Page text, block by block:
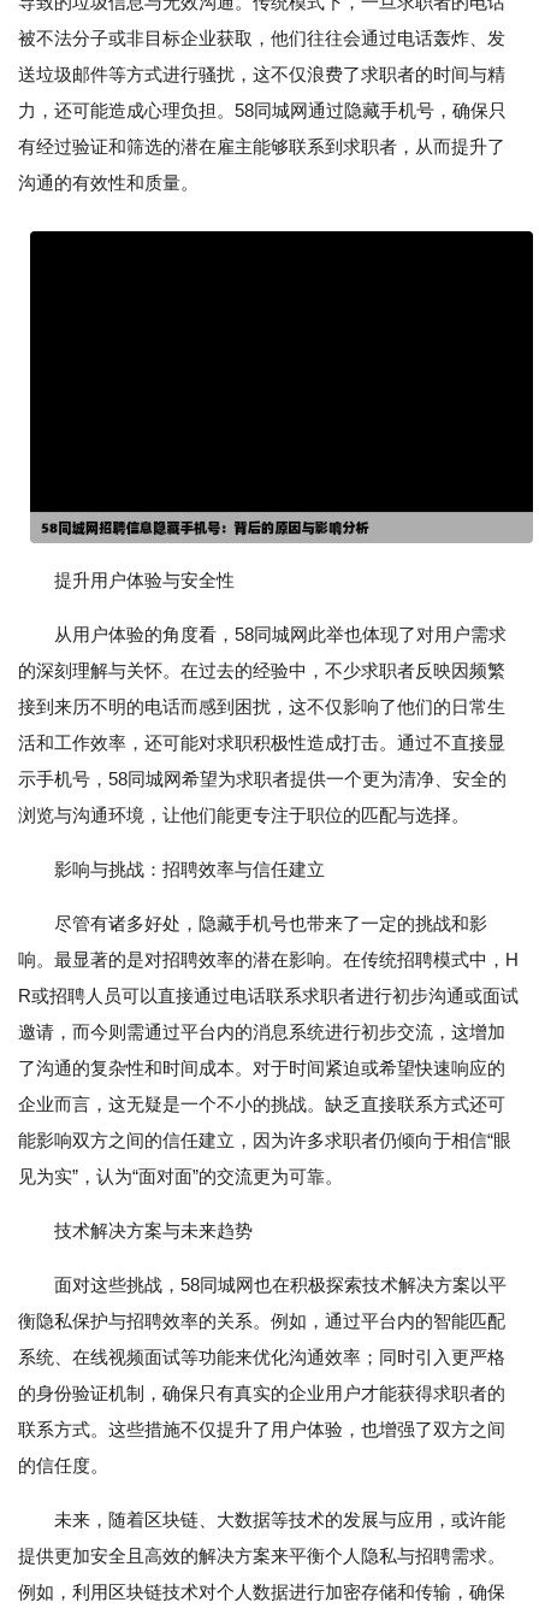
被不法分子或非目标企业获取，他们往往会通过电话轰炸、发
送垃圾邮件等方式进行骚扰，这不仅浪费了求职者的时间与精
力，还可能造成心理负担。58同城网通过隐藏手机号，确保只
有经过验证和筛选的潜在雇主能够联系到求职者，从而提升了
沟通的有效性和质量。
提升用户体验与安全性
从用户体验的角度看，58同城网此举也体现了对用户需求
的深刻理解与关怀。在过去的经验中，不少求职者反映因频繁
接到来历不明的电话而感到困扰，这不仅影响了他们的日常生
活和工作效率，还可能对求职积极性造成打击。通过不直接显
示手机号，58同城网希望为求职者提供一个更为清净、安全的
浏览与沟通环境，让他们能更专注于职位的匹配与选择。
影响与挑战：招聘效率与信任建立
尽管有诸多好处，隐藏手机号也带来了一定的挑战和影
响。最显著的是对招聘效率的潜在影响。在传统招聘模式中，H
R或招聘人员可以直接通过电话联系求职者进行初步沟通或面试
邀请，而今则需通过平台内的消息系统进行初步交流，这增加
了沟通的复杂性和时间成本。对于时间紧迫或希望快速响应的
企业而言，这无疑是一个不小的挑战。缺乏直接联系方式还可
能影响双方之间的信任建立，因为许多求职者仍倾向于相信“眼
见为实”，认为“面对面”的交流更为可靠。
技术解决方案与未来趋势
面对这些挑战，58同城网也在积极探索技术解决方案以平
衡隐私保护与招聘效率的关系。例如，通过平台内的智能匹配
系统、在线视频面试等功能来优化沟通效率；同时引入更严格
的身份验证机制，确保只有真实的企业用户才能获得求职者的
联系方式。这些措施不仅提升了用户体验，也增强了双方之间
的信任度。
未来，随着区块链、大数据等技术的发展与应用，或许能
提供更加安全且高效的解决方案来平衡个人隐私与招聘需求。
例如，利用区块链技术对个人数据进行加密存储和传输，确保